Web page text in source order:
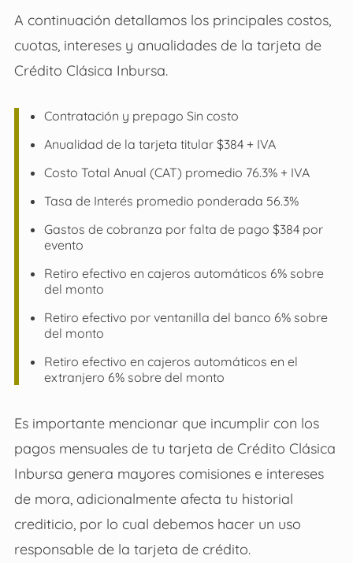
A continuación detallamos los principales costos,
cuotas, intereses y anualidades de la tarjeta de
Crédito Clásica Inbursa.
Contratación y prepago Sin costo
Anualidad de la tarjeta titular $384 + IVA
Costo Total Anual (CAT) promedio 76.3% + IVA
Tasa de Interés promedio ponderada 56.3%
Gastos de cobranza por falta de pago $384 por
evento
Retiro efectivo en cajeros automáticos 6% sobre
del monto
Retiro efectivo por ventanilla del banco 6% sobre
del monto
Retiro efectivo en cajeros automáticos en el
extranjero 6% sobre del monto
Es importante mencionar que incumplir con los
pagos mensuales de tu tarjeta de Crédito Clásica
Inbursa genera mayores comisiones e intereses
de mora, adicionalmente afecta tu historial
crediticio, por lo cual debemos hacer un uso
responsable de la tarjeta de crédito.